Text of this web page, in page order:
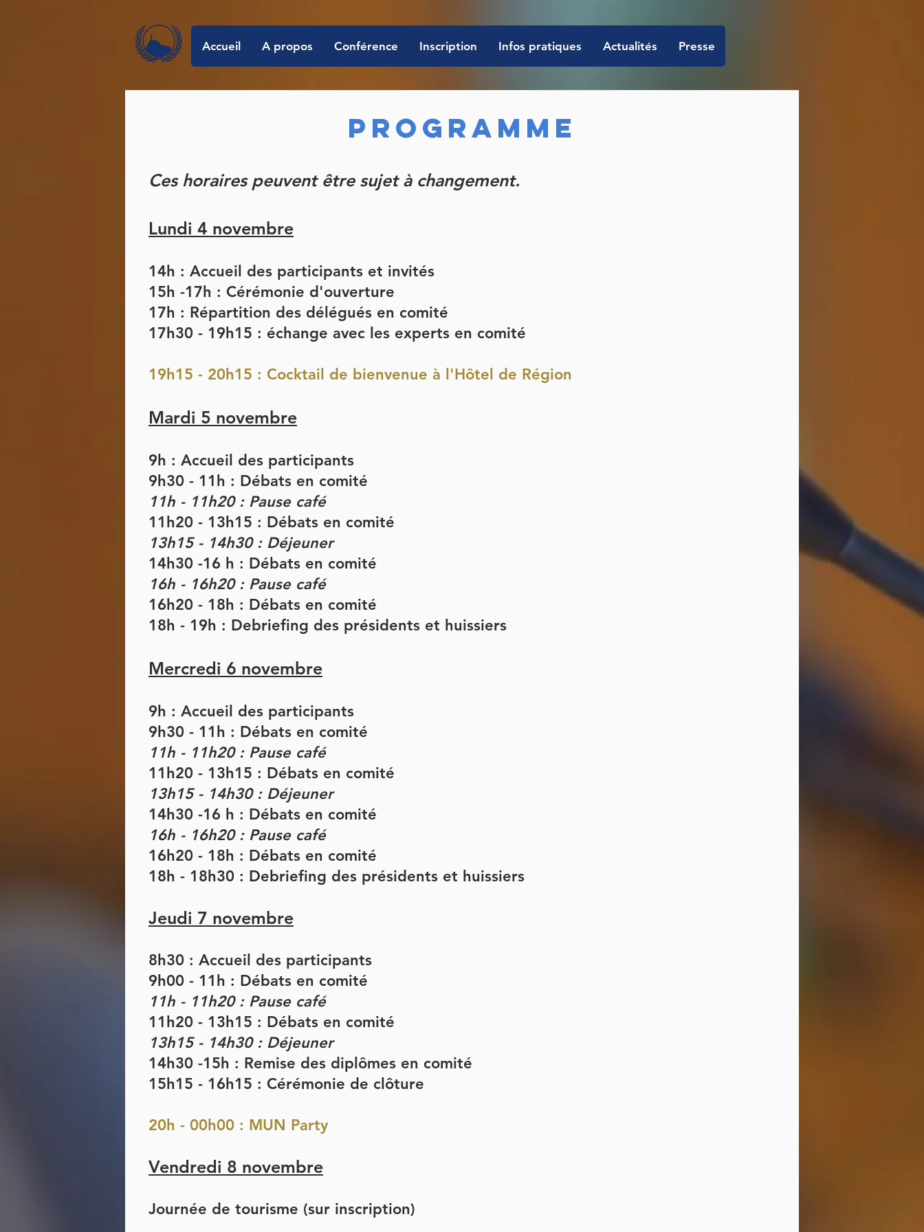
Accueil A propos Conférence Inscription Infos pratiques Actualités Presse
programme
Ces horaires peuvent être sujet à changement.
Lundi 4 novembre
14h : Accueil des participants et invités
15h -17h : Cérémonie d'ouverture
17h : Répartition des délégués en comité
17h30 - 19h15 : échange avec les experts en comité
19h15 - 20h15 : Cocktail de bienvenue à l'Hôtel de Région
Mardi 5 novembre
9h : Accueil des participants
9h30 - 11h : Débats en comité
11h - 11h20 : Pause café
11h20 - 13h15 : Débats en comité
13h15 - 14h30 : Déjeuner
14h30 -16 h : Débats en comité
16h - 16h20 : Pause café
16h20 - 18h : Débats en comité
18h - 19h : Debriefing des présidents et huissiers
Mercredi 6 novembre
9h : Accueil des participants
9h30 - 11h : Débats en comité
11h - 11h20 : Pause café
11h20 - 13h15 : Débats en comité
13h15 - 14h30 : Déjeuner
14h30 -16 h : Débats en comité
16h - 16h20 : Pause café
16h20 - 18h : Débats en comité
18h - 18h30 : Debriefing des présidents et huissiers
Jeudi 7 novembre
8h30 : Accueil des participants
9h00 - 11h : Débats en comité
11h - 11h20 : Pause café
11h20 - 13h15 : Débats en comité
13h15 - 14h30 : Déjeuner
14h30 -15h : Remise des diplômes en comité
15h15 - 16h15 : Cérémonie de clôture
20h - 00h00 : MUN Party
Vendredi 8 novembre
Journée de tourisme (sur inscription)